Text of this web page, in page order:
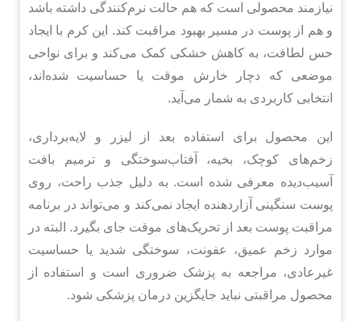
نیازمند محصولی است که هم حالت نرم‌کنندگی داشته باشد
و هم از پوست در مسیر بهبود مراقبت کند. این کرم با ایجاد
حس لطافت، به کاهش خشکی کمک می‌کند و برای نواحی
موضعی که دچار خارش موقت یا حساسیت شده‌اند،
انتخابی کاربردی به شمار می‌آید.
این محصول برای استفاده بعد از لیزر و لایه‌برداری،
زخم‌های کوچک، بخیه، آفتاب‌سوختگی و ترمیم بافت
آسیب‌دیده معرفی شده است. به دلیل جذب راحت، روی
پوست سنگینی آزاردهنده ایجاد نمی‌کند و می‌تواند در برنامه
مراقبت پوست بعد از تحریک‌های موقت جای بگیرد. البته در
موارد زخم عمیق، عفونت، سوختگی شدید یا حساسیت
غیرعادی، مراجعه به پزشک ضروری است و استفاده از
محصول مراقبتی نباید جایگزین درمان پزشکی شود.